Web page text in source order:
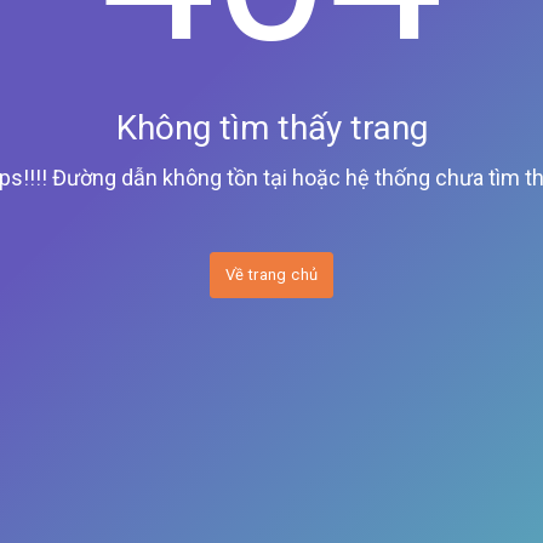
Không tìm thấy trang
Đường dẫn không tồn tại hoặc hệ thống chưa tìm
Về trang chủ